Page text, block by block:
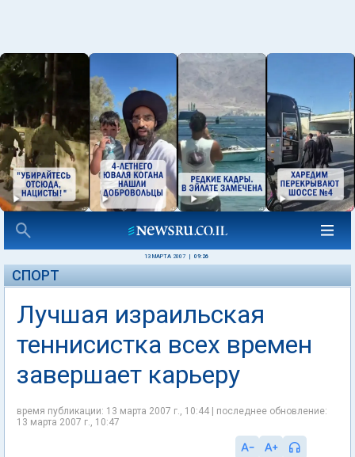
13 МАРТА 2007 09:26
СПОРТ
Лучшая израильская
теннисистка всех времен
завершает карьеру
время публикации: 13 марта 2007 г., 10:44 | последнее обновление:
13 марта 2007 г., 10:47